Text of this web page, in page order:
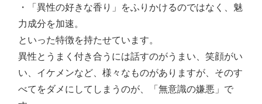
・「異性の好きな香り」をふりかけるのではなく、魅
力成分を加速。
といった特徴を持たせています。
異性とうまく付き合うには話すのがうまい、笑顔がい
い、イケメンなど、様々なものがありますが、そのす
べてをダメにしてしまうのが、「無意識の嫌悪」で